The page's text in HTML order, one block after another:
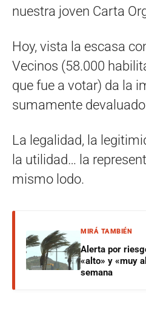
nuestra joven Carta
Hoy, vista la escasa
Vecinos (58.000
que fue a votar) da la
sumamente
La legalidad, la
la utilidad… la
mismo lodo.
MIRÁ TAMBIÉN
Alerta por
«alto» y «muy
semana